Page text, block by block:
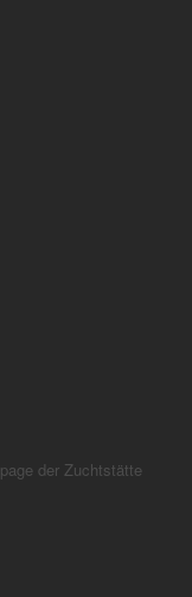
der Zuchtstätte